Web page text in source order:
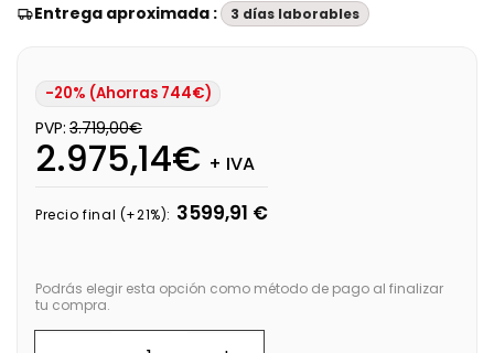
Entrega aproximada :
3 días laborables
-20% (Ahorras 744€)
PVP: 3.719,00€
2.975,14€ + IVA
Precio final (+21%): 3599,91 €
Podrás elegir esta opción como método de pago al finalizar
tu compra.